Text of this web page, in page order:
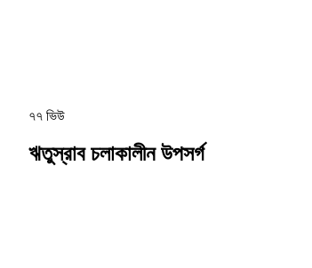
৭৭ ভিউ
ঋতুস্রাব চলাকালীন উপসর্গ